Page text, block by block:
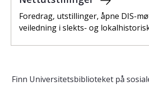
Foredrag, utstillinger, åpne DIS-
veiledning i slekts- og
Finn Universitetsbiblioteket på